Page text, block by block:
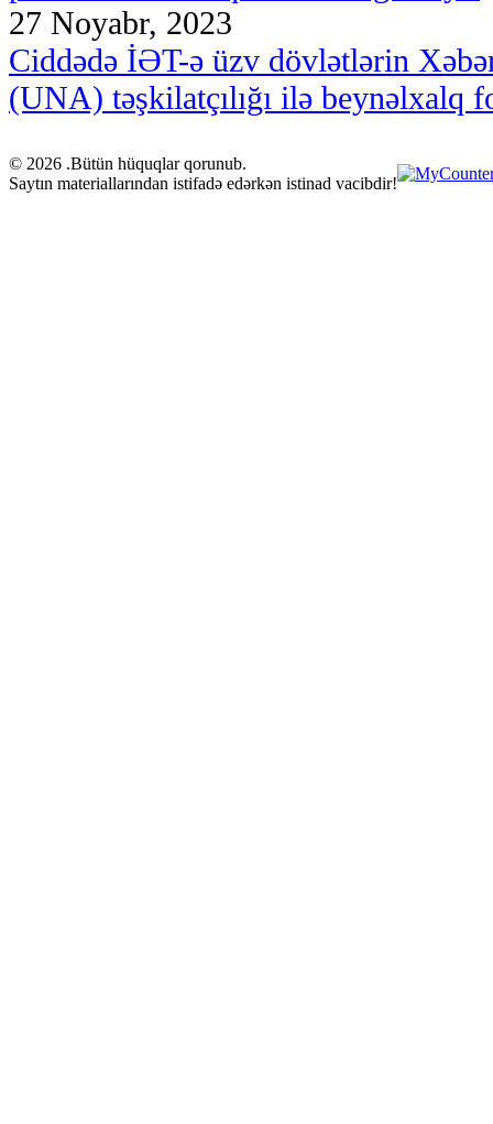
27 Noyabr, 2023
Ciddədə İƏT-ə üzv dövlətlərin
(UNA) təşkilatçılığı ilə beynəlxalq
© 2026 .Bütün hüquqlar qorunub.
Saytın materiallarından istifadə edərkən istinad vacibdir!